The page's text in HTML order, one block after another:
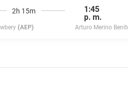
(AEP)
2h 15m
1:45
p. m.
Arturo Merino